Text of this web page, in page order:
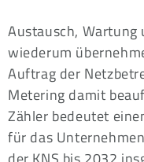
Austausch,
wiederum
Auftrag der
Metering damit
Zähler bedeutet
für das